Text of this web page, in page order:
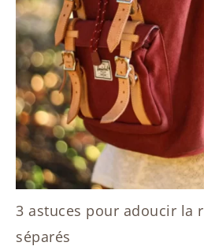
3 astuces pour adoucir la
séparés